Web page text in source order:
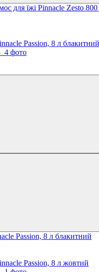
для їжі Pinnacle Zesto
Passion, 8 л блакитний